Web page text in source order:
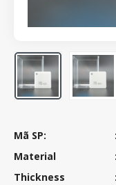
Mã SP:
Material
Thickness